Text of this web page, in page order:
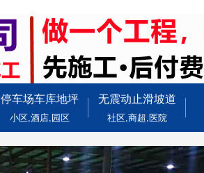
停车场车库地坪
小区,酒店,园区
无震动止滑坡道
社区,商超,医院